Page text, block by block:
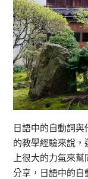
日語中的自動詞
的教學經驗來說
上很大的力氣來
分享，日語中的自